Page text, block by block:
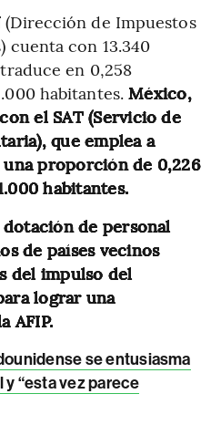
(Dirección de Impuestos
cuenta con 13.340
en 0,258
habitantes.México,
el SAT (Servicio de
que emplea a
una proporción de 0,226
habitantes.
de personal
de países vecinos
del impulso del
lograr una
AFIP.
se entusiasma
“esta vez parece